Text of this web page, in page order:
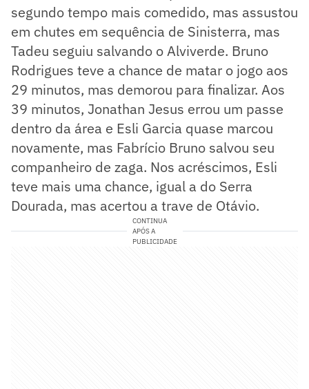
segundo tempo mais comedido, mas assustou
em chutes em sequência de Sinisterra, mas
Tadeu seguiu salvando o Alviverde. Bruno
Rodrigues teve a chance de matar o jogo aos
29 minutos, mas demorou para finalizar. Aos
39 minutos, Jonathan Jesus errou um passe
dentro da área e Esli Garcia quase marcou
novamente, mas Fabrício Bruno salvou seu
companheiro de zaga. Nos acréscimos, Esli
teve mais uma chance, igual a do Serra
Dourada, mas acertou a trave de Otávio.
CONTINUA
APÓS A
PUBLICIDADE